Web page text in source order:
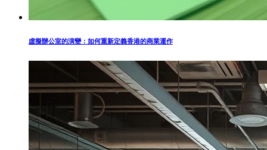
虛擬辦公室的演變：如何重新定義香港的商業運作